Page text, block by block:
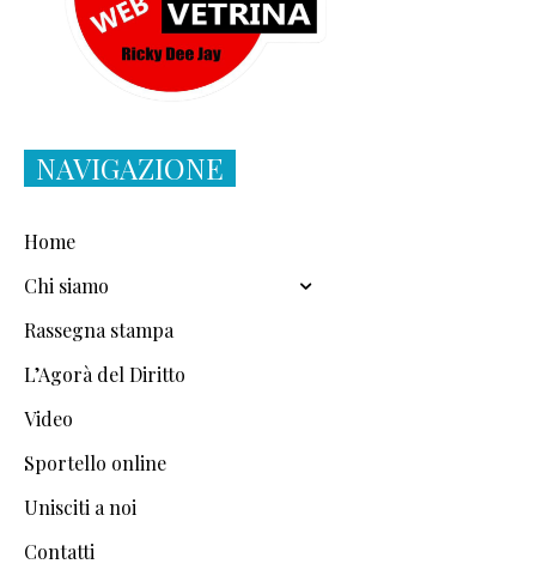
NAVIGAZIONE
Home
Chi siamo
Rassegna stampa
L’Agorà del Diritto
Video
Sportello online
Unisciti a noi
Contatti